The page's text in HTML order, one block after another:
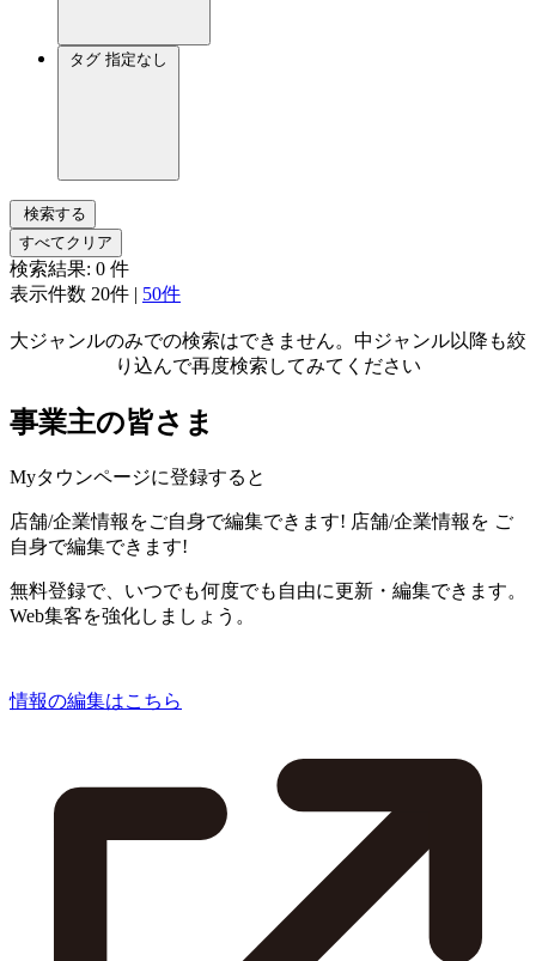
タグ 指定なし
検索する
すべてクリア
検索結果: 0 件
表示件数 20件 | 50件
大ジャンルのみでの検索はできません。中ジャンル以降も絞
り込んで再度検索してみてください
事業主の皆さま
Myタウンページに登録すると
店舗/企業情報をご自身で編集できます! 店舗/企業情報を ご
自身で編集できます!
無料登録で、いつでも何度でも自由に更新・編集できます。
Web集客を強化しましょう。
情報の編集はこちら